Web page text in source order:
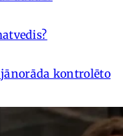
kontrolēto